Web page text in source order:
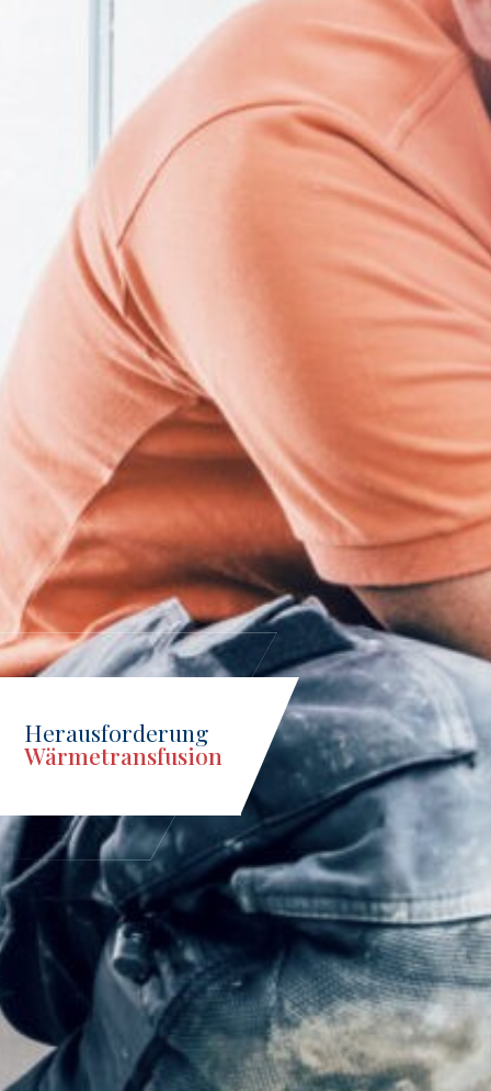
Herausforderung
Wärmetransfusion